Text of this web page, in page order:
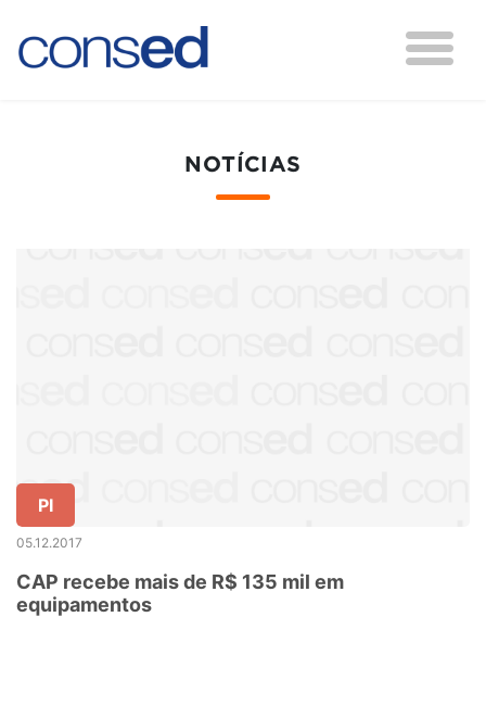
NOTÍCIAS
PI
05.12.2017
CAP recebe mais de R$ 135 mil em
equipamentos